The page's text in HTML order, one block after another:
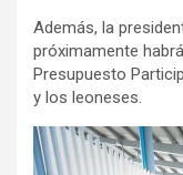
Además, la
próximamente
Presupuesto
y los leoneses.